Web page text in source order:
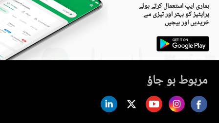
ہماری ایپ استعمال کرتے ہوئے
پراپٹیز کو بہتر اور تیزی سے
خریدیں اور بیچیں
مربوط ہو جاؤ